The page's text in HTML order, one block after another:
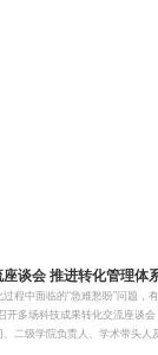
谈会 推进转化管理体
程中面临的“急难愁盼”问题，
开多场科技成果转化交流座谈
二级学院负责人、学术带头人